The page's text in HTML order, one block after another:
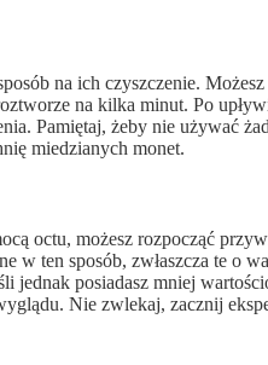
na ich czyszczenie.
na kilka minut. Po
Pamiętaj, żeby nie używać
miedzianych monet.
octu, możesz rozpocząć
w ten sposób, zwłaszcza te o
jednak posiadasz mniej
Nie zwlekaj, zacznij